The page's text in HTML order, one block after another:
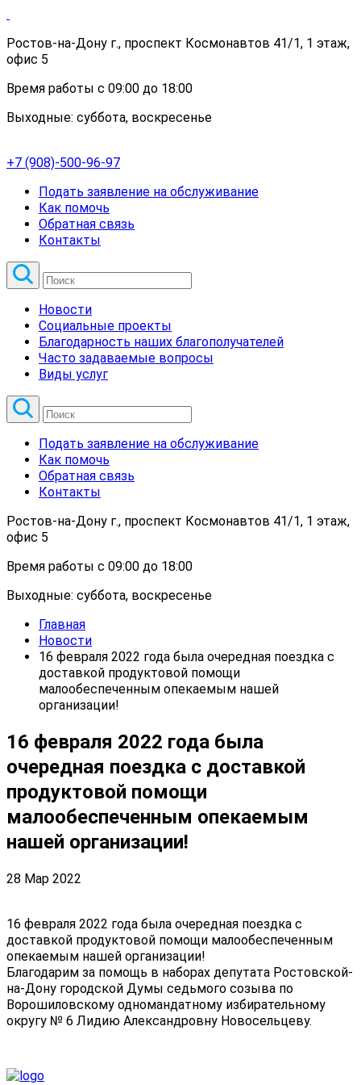
Ростов-на-Дону г., проспект Космонавтов 41/1, 1 этаж,
офис 5
Время работы с 09:00 до 18:00
Выходные: суббота, воскресенье
+7 (908)-500-96-97
Подать заявление на обслуживание
Как помочь
Обратная связь
Контакты
Новости
Социальные проекты
Благодарность наших благополучателей
Часто задаваемые вопросы
Виды услуг
Подать заявление на обслуживание
Как помочь
Обратная связь
Контакты
Ростов-на-Дону г., проспект Космонавтов 41/1, 1 этаж,
офис 5
Время работы с 09:00 до 18:00
Выходные: суббота, воскресенье
Главная
Новости
16 февраля 2022 года была очередная поездка с
доставкой продуктовой помощи
малообеспеченным опекаемым нашей
организации!
16 февраля 2022 года была
очередная поездка с доставкой
продуктовой помощи
малообеспеченным опекаемым
нашей организации!
28 Мар 2022
16 февраля 2022 года была очередная поездка с
доставкой продуктовой помощи малообеспеченным
опекаемым нашей организации!
Благодарим за помощь в наборах депутата Ростовской-
на-Дону городской Думы седьмого созыва по
Ворошиловскому одномандатному избирательному
округу № 6 Лидию Александровну Новосельцеву.